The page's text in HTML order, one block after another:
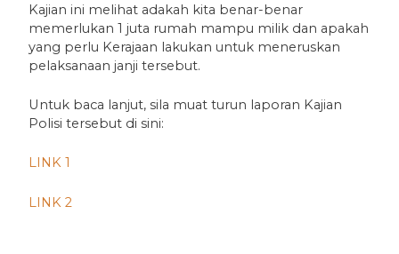
Kajian ini melihat adakah kita benar-benar
memerlukan 1 juta rumah mampu milik dan apakah
yang perlu Kerajaan lakukan untuk meneruskan
pelaksanaan janji tersebut.
Untuk baca lanjut, sila muat turun laporan Kajian
Polisi tersebut di sini:
LINK 1
LINK 2